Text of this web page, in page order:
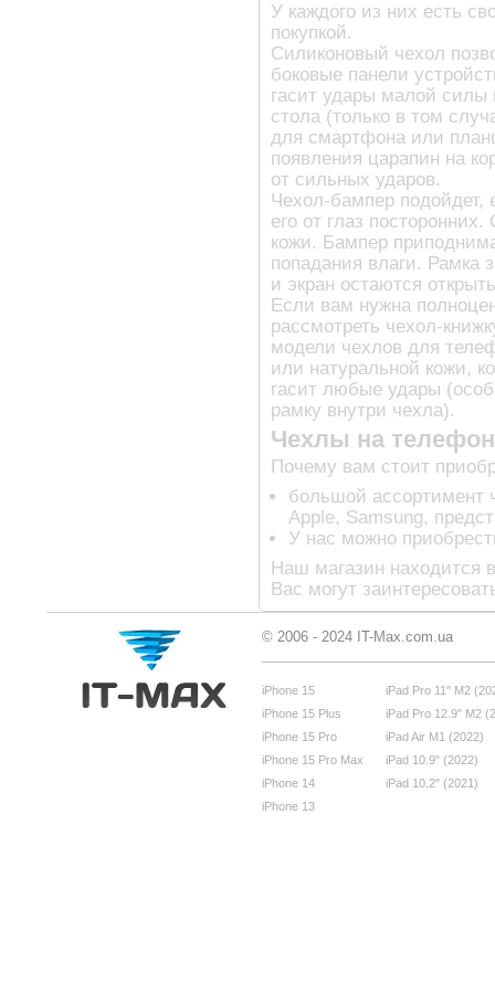
У каждого из них есть
покупкой.
Силиконовый чехол
боковые панели
гасит удары малой силы
стола (только в том
для смартфона или
появления царапин на
от сильных ударов.
Чехол-бампер подойдет,
его от глаз
кожи. Бампер
попадания влаги. Рамка
и экран остаются
Если вам нужна
рассмотреть чехол-
модели чехлов для
или натуральной кожи,
гасит любые удары
рамку внутри чехла).
Чехлы на
Почему вам стоит
большой ассортимент
Apple, Samsung,
У нас можно
Наш магазин находится
Вас могут
© 2006 - 2024 IT-Max.com.ua
iPhone 15
iPhone 15 Plus
iPhone 15 Pro
iPhone 15 Pro Max
iPhone 14
iPhone 13
iPad Pro 11" M2
iPad Pro 12.9" M2
iPad Air M1 (2022)
iPad 10.9" (2022)
iPad 10.2" (2021)